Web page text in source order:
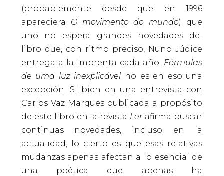
(probablemente desde que en 1996
apareciera O movimento do mundo) que
uno no espera grandes novedades del
libro que, con ritmo preciso, Nuno Júdice
entrega a la imprenta cada año. Fórmulas
de uma luz inexplicável no es en eso una
excepción. Si bien en una entrevista con
Carlos Vaz Marques publicada a propósito
de este libro en la revista Lerafirma buscar
continuas novedades, incluso en la
actualidad, lo cierto es que esas relativas
mudanzas apenas afectan a lo esencial de
una poética que apenas ha